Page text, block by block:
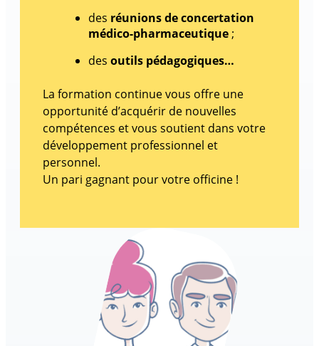
des réunions de concertation
médico-pharmaceutique ;
des outils pédagogiques…
La formation continue vous offre une
opportunité d’acquérir de nouvelles
compétences et vous soutient dans votre
développement professionnel et
personnel.
Un pari gagnant pour votre officine !